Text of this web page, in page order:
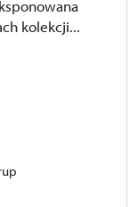
kolekcji...